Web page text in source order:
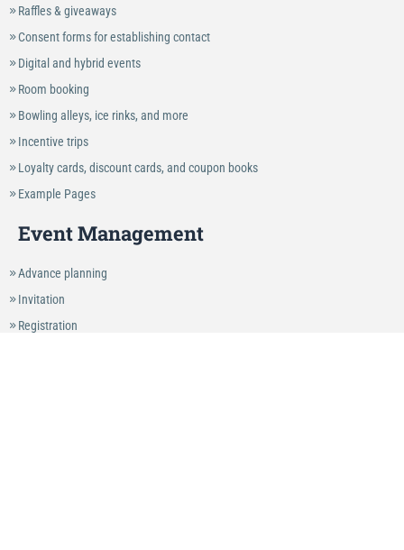
Raffles & giveaways
Consent forms for establishing contact
Digital and hybrid events
Room booking
Bowling alleys, ice rinks, and more
Incentive trips
Loyalty cards, discount cards, and coupon books
Example Pages
Event Management
Advance planning
Invitation
Registration